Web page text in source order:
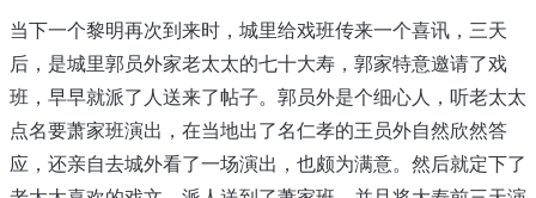
当下一个黎明再次到来时，城里给戏班传来一个喜讯，三天
后，是城里郭员外家老太太的七十大寿，郭家特意邀请了戏
班，早早就派了人送来了帖子。郭员外是个细心人，听老太太
点名要萧家班演出，在当地出了名仁孝的王员外自然欣然答
应，还亲自去城外看了一场演出，也颇为满意。然后就定下了